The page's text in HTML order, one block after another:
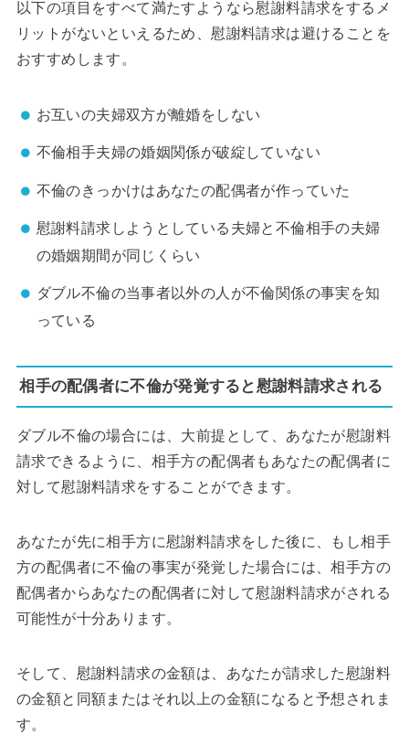
以下の項目をすべて満たすようなら慰謝料請求をするメ
リットがないといえるため、慰謝料請求は避けることを
おすすめします。
お互いの夫婦双方が離婚をしない
不倫相手夫婦の婚姻関係が破綻していない
不倫のきっかけはあなたの配偶者が作っていた
慰謝料請求しようとしている夫婦と不倫相手の夫婦
の婚姻期間が同じくらい
ダブル不倫の当事者以外の人が不倫関係の事実を知
っている
相手の配偶者に不倫が発覚すると慰謝料請求される
ダブル不倫の場合には、大前提として、あなたが慰謝料
請求できるように、相手方の配偶者もあなたの配偶者に
対して慰謝料請求をすることができます。
あなたが先に相手方に慰謝料請求をした後に、もし相手
方の配偶者に不倫の事実が発覚した場合には、相手方の
配偶者からあなたの配偶者に対して慰謝料請求がされる
可能性が十分あります。
そして、慰謝料請求の金額は、あなたが請求した慰謝料
の金額と同額またはそれ以上の金額になると予想されま
す。